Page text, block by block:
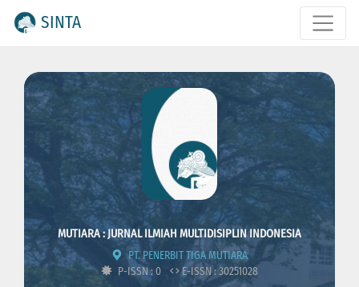
SINTA
MUTIARA : JURNAL ILMIAH MULTIDISIPLIN INDONESIA
PT. PENERBIT TIGA MUTIARA
P-ISSN : 0
E-ISSN : 30251028